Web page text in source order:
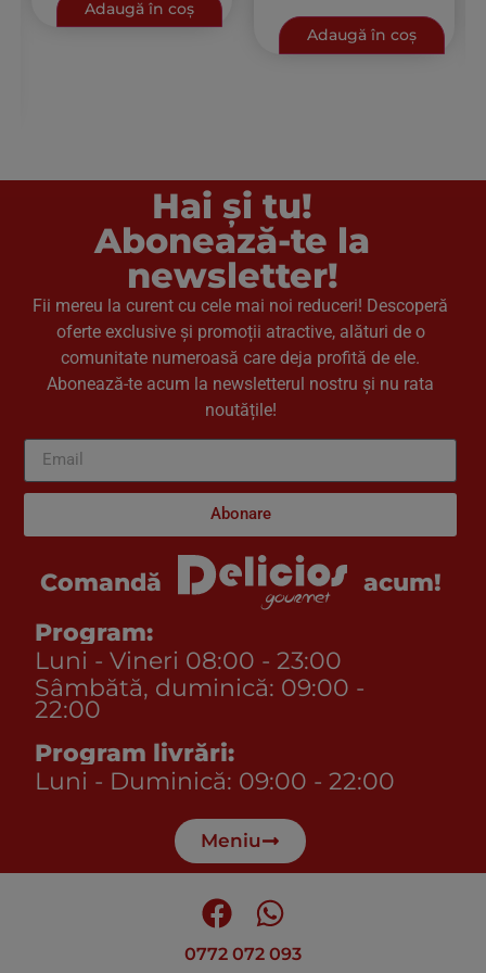
FRESH TOMATOES
100 G, OLIVE OIL 15 G
Adaugă în coș
tomatoes 30 g, onion
15 g.
Adaugă în coș
Hai și tu!
Abonează-te la
newsletter!
Fii mereu la curent cu cele mai noi reduceri! Descoperă
oferte exclusive și promoții atractive, alături de o
comunitate numeroasă care deja profită de ele.
Abonează-te acum la newsletterul nostru și nu rata
noutățile!
Abonare
Comandă acum!
Program:
Luni - Vineri 08:00 - 23:00
Sâmbătă, duminică: 09:00 -
22:00
Program livrări:
Luni - Duminică: 09:00 - 22:00
Meniu
0772 072 093